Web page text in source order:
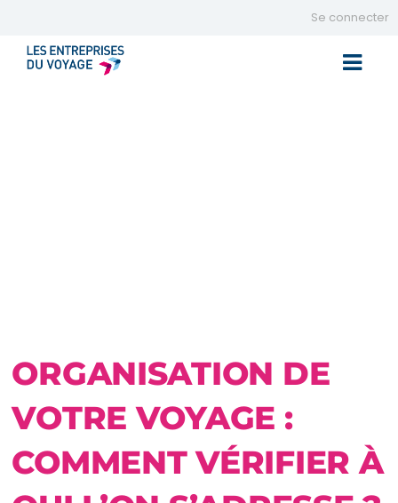
Se connecter
ORGANISATION DE
VOTRE VOYAGE :
COMMENT VÉRIFIER À